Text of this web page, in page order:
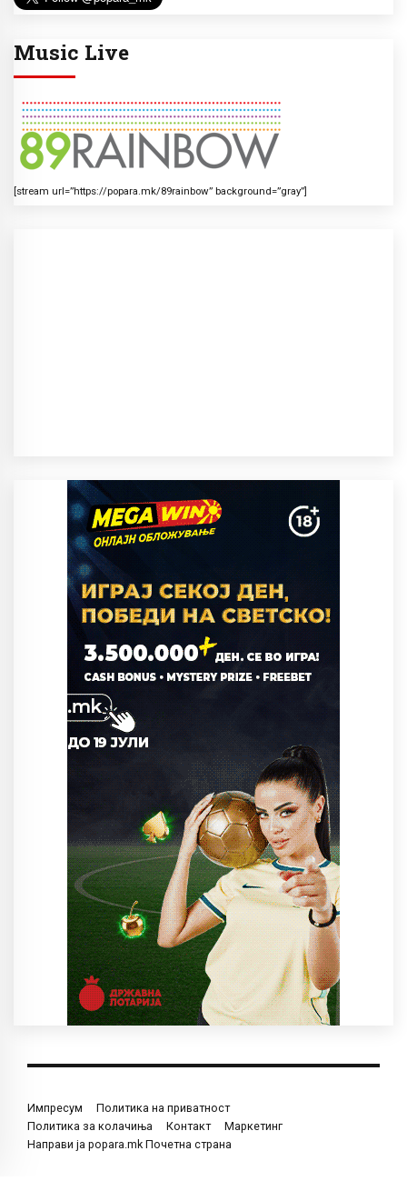
Music Live
[stream url=”https://popara.mk/89rainbow” background=”gray”]
Импресум
Политика на приватност
Политика за колачиња
Контакт
Маркетинг
Направи ја popara.mk Почетна страна